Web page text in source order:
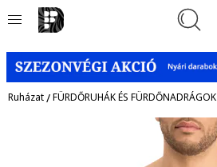
Ruházat/FÜRDŐRUHÁK ÉS FÜRDŐNADRÁGOK